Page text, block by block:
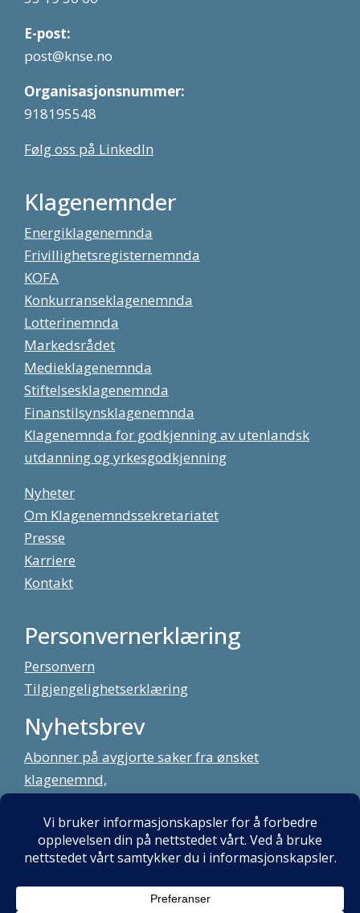
E-post:
post@knse.no
Organisasjonsnummer:
918195548
Følg oss på LinkedIn
Klagenemnder
Energiklagenemnda
Frivillighetsregisternemnda
KOFA
Konkurranseklagenemnda
Lotterinemnda
Markedsrådet
Medieklagenemnda
Stiftelsesklagenemnda
Finanstilsynsklagenemnda
Klagenemnda for godkjenning av utenlandsk
utdanning og yrkesgodkjenning
Nyheter
Om Klagenemndssekretariatet
Presse
Karriere
Kontakt
Personvernerklæring
Personvern
Tilgjengelighetserklæring
Nyhetsbrev
Abonner på avgjorte saker fra ønsket
klagenemnd,